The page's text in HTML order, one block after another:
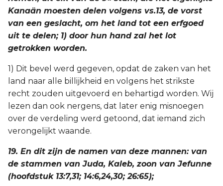
Kanaän moesten delen volgens vs.13, de vorst
van een geslacht, om het land tot een erfgoed
uit te delen; 1) door hun hand zal het lot
getrokken worden.
1) Dit bevel werd gegeven, opdat de zaken van het
land naar alle billijkheid en volgens het strikste
recht zouden uitgevoerd en behartigd worden. Wij
lezen dan ook nergens, dat later enig misnoegen
over de verdeling werd getoond, dat iemand zich
verongelijkt waande.
19. En dit zijn de namen van deze mannen: van
de stammen van Juda, Kaleb, zoon van Jefunne
(hoofdstuk 13:7,31; 14:6,24,30; 26:65);